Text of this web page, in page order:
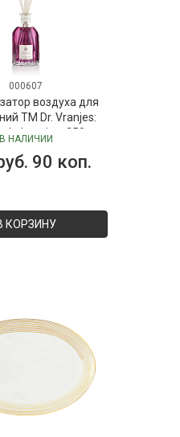
000607
воздуха для
ТМ Dr. Vranjes:
Jasmine, 250 мл
Vranjes
В НАЛИЧИИ
90 коп.
КОРЗИНУ